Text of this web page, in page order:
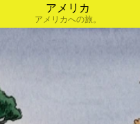
アメリカ
アメリカへの旅。